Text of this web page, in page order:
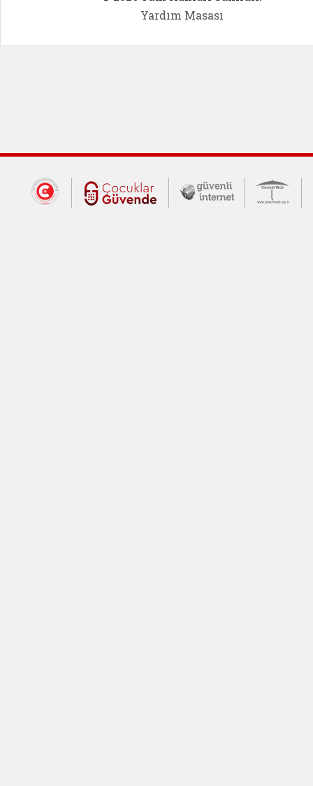
Yardım Masası
Dış Bağlantılar
Cumhurbaşkanlığı İletişim Merkezi
Çocuklar Güvende (yeni
Güvenli